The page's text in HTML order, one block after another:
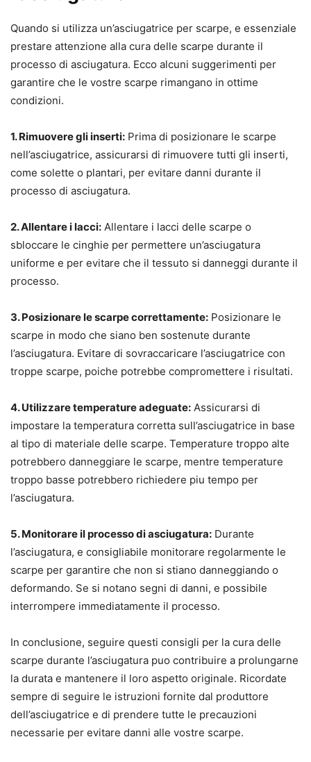
Quando si utilizza un’asciugatrice per scarpe, e essenziale
prestare attenzione alla cura delle scarpe durante il
processo di asciugatura. Ecco alcuni suggerimenti per
garantire che le vostre scarpe rimangano in ottime
condizioni.
1. Rimuovere gli inserti: Prima di posizionare le scarpe
nell’asciugatrice, assicurarsi di rimuovere tutti gli inserti,
come solette o plantari, per evitare danni durante il
processo di asciugatura.
2. Allentare i lacci: Allentare i lacci delle scarpe o
sbloccare le cinghie per permettere un’asciugatura
uniforme e per evitare che il tessuto si danneggi durante il
processo.
3. Posizionare le scarpe correttamente: Posizionare le
scarpe in modo che siano ben sostenute durante
l’asciugatura. Evitare di sovraccaricare l’asciugatrice con
troppe scarpe, poiche potrebbe compromettere i risultati.
4. Utilizzare temperature adeguate: Assicurarsi di
impostare la temperatura corretta sull’asciugatrice in base
al tipo di materiale delle scarpe. Temperature troppo alte
potrebbero danneggiare le scarpe, mentre temperature
troppo basse potrebbero richiedere piu tempo per
l’asciugatura.
5. Monitorare il processo di asciugatura: Durante
l’asciugatura, e consigliabile monitorare regolarmente le
scarpe per garantire che non si stiano danneggiando o
deformando. Se si notano segni di danni, e possibile
interrompere immediatamente il processo.
In conclusione, seguire questi consigli per la cura delle
scarpe durante l’asciugatura puo contribuire a prolungarne
la durata e mantenere il loro aspetto originale. Ricordate
sempre di seguire le istruzioni fornite dal produttore
dell’asciugatrice e di prendere tutte le precauzioni
necessarie per evitare danni alle vostre scarpe.